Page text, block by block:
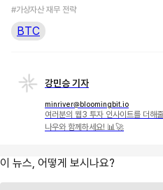
#가상자산 재무 전략
BTC
강민승 기자
minriver@bloomingbit.io
여러분의 웹3 투자 인사이트를 더해
나우와 함께하세요! 📊🚀
이 뉴스, 어떻게 보시나요?